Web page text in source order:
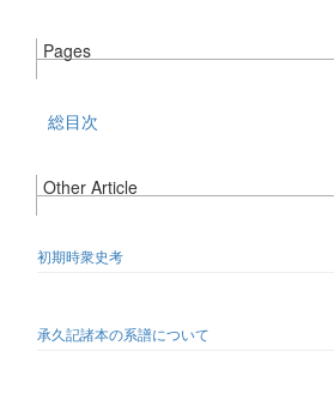
Pages
総目次
Other Article
初期時衆史考
承久記諸本の系譜について